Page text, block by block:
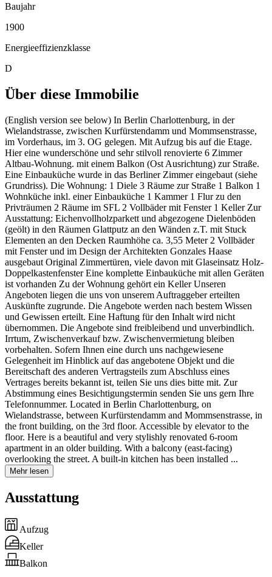
Baujahr
1900
Energieeffizienzklasse
D
Über diese Immobilie
(English version see below) In Berlin Charlottenburg, in der
Wielandstrasse, zwischen Kurfürstendamm und Mommsenstrasse,
im Vorderhaus, im 3. OG gelegen. Mit Aufzug bis auf die Etage.
Hier eine wunderschöne und sehr stilvoll renovierte 6 Zimmer
Altbau-Wohnung. mit einem Balkon (Ost Ausrichtung) zur Straße.
Eine Einbauküche wurde in das Berliner Zimmer eingebaut (siehe
Grundriss). Die Wohnung: 1 Diele 3 Räume zur Straße 1 Balkon 1
Wohnküche inkl. einer Einbauküche 1 Kammer 1 Flur zu den
Privträumen 2 Räume im SFL 2 Vollbäder mit Fenster 1 Keller Zur
Ausstattung: Eichenvollholzparkett und abgezogene Dielenböden
(geölt) in den Räumen Glattputz an den Wänden z.T. mit Stuck
Elementen an den Decken Raumhöhe ca. 3,55 Meter 2 Vollbäder
mit Fenster und im Design der Architekten Gonzales Haase
ausgebaut Original Zimmertüren, viele davon mit Glaseinsatz Holz-
Doppelkastenfenster Eine komplette Einbauküche mit allen Geräten
ist vorhanden Zu der Wohnung gehört ein Keller Unseren
Angeboten liegen die uns von unserem Auftraggeber erteilten
Auskünfte zugrunde. Die Angebote werden nach bestem Wissen
und Gewissen erteilt. Eine Haftung für den Inhalt wird nicht
übernommen. Die Angebote sind freibleibend und unverbindlich.
Irrtum, Zwischenverkauf bzw. Zwischenvermietung bleiben
vorbehalten. Sofern Ihnen eine durch uns nachgewiesene
Gelegenheit im Hinblick auf das angebotene Objekt und die
Bereitschaft des anderen Vertragsteils zum Abschluss eines
Vertrages bereits bekannt ist, teilen Sie uns dies bitte mit. Zur
Abstimmung eines Besichtigungstermin senden Sie uns gern Ihre
Telefonnummer. Located in Berlin Charlottenburg, on
Wielandstrasse, between Kurfürstendamm and Mommsenstrasse, in
the front building, on the 3rd floor. Accessible by elevator to the
floor. Here is a beautiful and very stylishly renovated 6-room
apartment in an older building. With a balcony (east-facing)
overlooking the street. A built-in kitchen has been installed ...
Mehr lesen
Ausstattung
Aufzug
Keller
Balkon